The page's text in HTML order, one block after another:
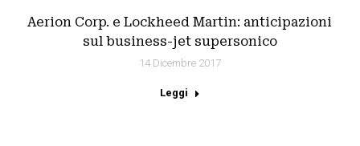
Aerion Corp. e Lockheed Martin: anticipazioni
sul business-jet supersonico
14 Dicembre 2017
Leggi